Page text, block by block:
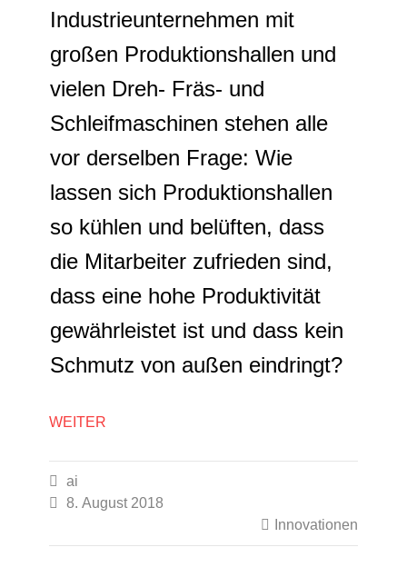
Industrieunternehmen mit
großen Produktionshallen und
vielen Dreh- Fräs- und
Schleifmaschinen stehen alle
vor derselben Frage: Wie
lassen sich Produktionshallen
so kühlen und belüften, dass
die Mitarbeiter zufrieden sind,
dass eine hohe Produktivität
gewährleistet ist und dass kein
Schmutz von außen eindringt?
WEITER

ai

8. August 2018

Innovationen